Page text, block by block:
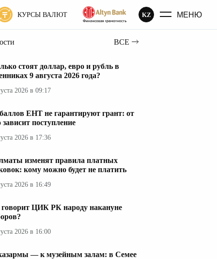
КУРСЫ ВАЛЮТ KZ МЕНЮ
ВСЕ
стоят доллар, евро и рубль в
9 августа 2026 года?
2026 в 09:17
ЕНТ не гарантируют грант: от
зависит поступление
2026 в 17:36
изменят правила платных
кому можно будет не платить
2026 в 16:49
ЦИК РК народу накануне
2026 в 16:00
— к музейным залам: в Семее